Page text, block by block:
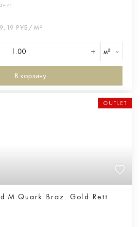
РУБ/М²
м²
В корзину
OUTLET
Braz. Gold Rett